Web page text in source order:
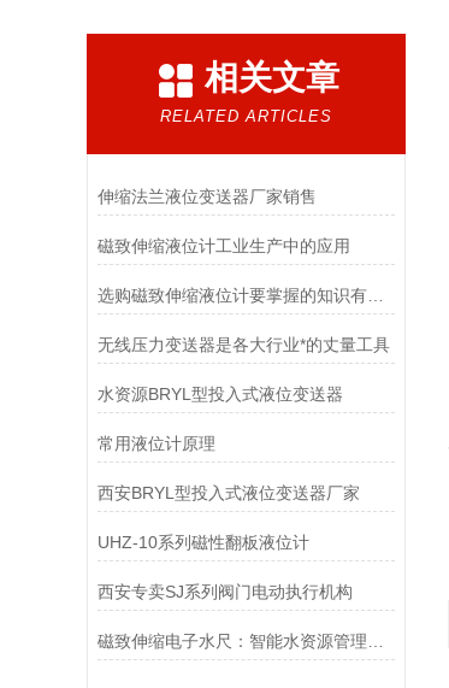
相关文章
RELATED ARTICLES
伸缩法兰液位变送器厂家销售
磁致伸缩液位计工业生产中的应用
选购磁致伸缩液位计要掌握的知识有哪些
无线压力变送器是各大行业*的丈量工具
水资源BRYL型投入式液位变送器
常用液位计原理
西安BRYL型投入式液位变送器厂家
UHZ-10系列磁性翻板液位计
西安专卖SJ系列阀门电动执行机构